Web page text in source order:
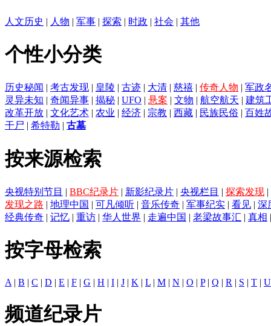
人文历史 | 人物 | 军事 | 探索 | 时政 | 社会 | 其他
个性小分类
历史秘闻 | 考古发现 | 皇陵 | 古迹 | 大清 | 慈禧 | 传奇人物 | 军政
灵异未知 | 奇闻异事 | 揭秘 | UFO | 悬案 | 文物 | 航空航天 | 建筑
改革开放 | 文化艺术 | 农业 | 经济 | 宗教 | 西藏 | 民族民俗 | 百姓
干尸 | 希特勒 | 古墓
按来源检索
央视特别节目 | BBC纪录片 | 新影纪录片 | 央视栏目 | 探索发现 |
发现之路 | 地理中国 | 可凡倾听 | 音乐传奇 | 军事纪实 | 看见 | 深
经典传奇 | 记忆 | 重访 | 华人世界 | 走遍中国 | 老梁故事汇 | 真相
按字母检索
A | B | C | D | E | F | G | H | I | J | K | L | M | N | O | P| Q | R | S | T | U
频道纪录片